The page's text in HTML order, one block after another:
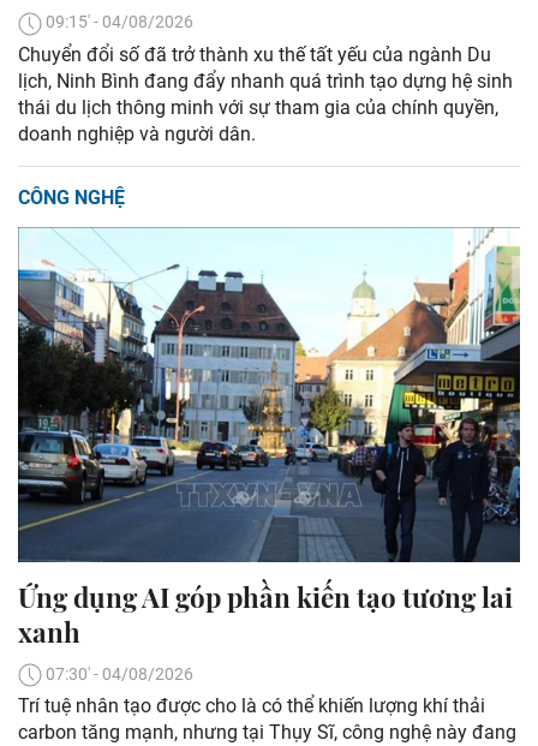
09:15' - 04/08/2026
Chuyển đổi số đã trở thành xu thế tất yếu của ngành Du
lịch, Ninh Bình đang đẩy nhanh quá trình tạo dựng hệ sinh
thái du lịch thông minh với sự tham gia của chính quyền,
doanh nghiệp và người dân.
CÔNG NGHỆ
Ứng dụng AI góp phần kiến tạo tương lai
xanh
07:30' - 04/08/2026
Trí tuệ nhân tạo được cho là có thể khiến lượng khí thải
carbon tăng mạnh, nhưng tại Thụy Sĩ, công nghệ này đang